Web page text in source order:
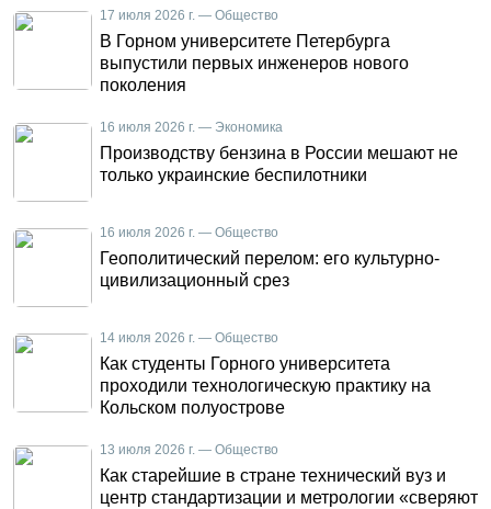
17 июля 2026 г. — Общество
В Горном университете Петербурга
выпустили первых инженеров нового
поколения
16 июля 2026 г. — Экономика
Производству бензина в России мешают не
только украинские беспилотники
16 июля 2026 г. — Общество
Геополитический перелом: его культурно-
цивилизационный срез
14 июля 2026 г. — Общество
Как студенты Горного университета
проходили технологическую практику на
Кольском полуострове
13 июля 2026 г. — Общество
Как старейшие в стране технический вуз и
центр стандартизации и метрологии «сверяют